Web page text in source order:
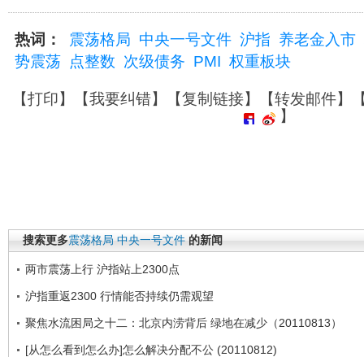
热词： 震荡格局 中央一号文件 沪指 养老金入市
势震荡 点整数 次级债务 PMI 权重板块
【打印】【我要纠错】【复制链接】【转发邮件】
】
搜索更多震荡格局 中央一号文件 的新闻
两市震荡上行 沪指站上2300点
沪指重返2300 行情能否持续仍需观望
聚焦水流困局之十二：北京内涝背后 绿地在减少（20110813）
[从怎么看到怎么办]怎么解决分配不公 (20110812)